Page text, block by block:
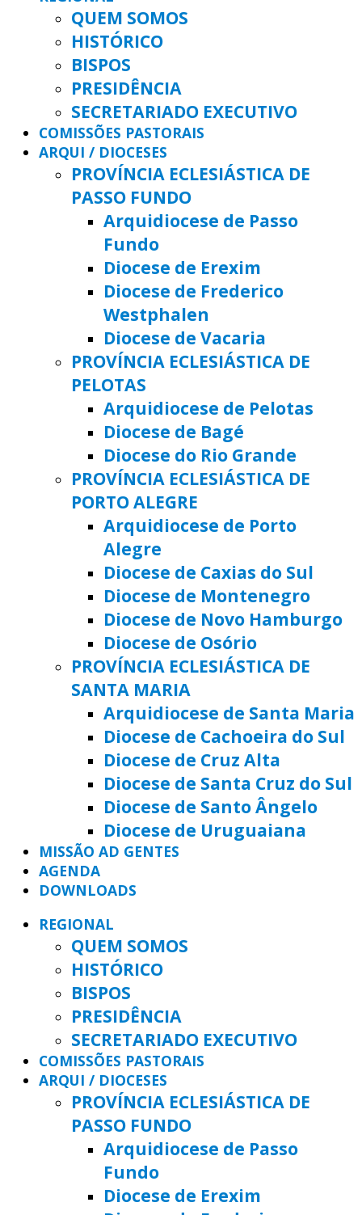
QUEM SOMOS
HISTÓRICO
BISPOS
PRESIDÊNCIA
SECRETARIADO EXECUTIVO
COMISSÕES PASTORAIS
ARQUI / DIOCESES
PROVÍNCIA ECLESIÁSTICA DE
PASSO FUNDO
Arquidiocese de Passo
Fundo
Diocese de Erexim
Diocese de Frederico
Westphalen
Diocese de Vacaria
PROVÍNCIA ECLESIÁSTICA DE
PELOTAS
Arquidiocese de Pelotas
Diocese de Bagé
Diocese do Rio Grande
PROVÍNCIA ECLESIÁSTICA DE
PORTO ALEGRE
Arquidiocese de Porto
Alegre
Diocese de Caxias do Sul
Diocese de Montenegro
Diocese de Novo Hamburgo
Diocese de Osório
PROVÍNCIA ECLESIÁSTICA DE
SANTA MARIA
Arquidiocese de Santa Maria
Diocese de Cachoeira do Sul
Diocese de Cruz Alta
Diocese de Santa Cruz do Sul
Diocese de Santo Ângelo
Diocese de Uruguaiana
MISSÃO AD GENTES
AGENDA
DOWNLOADS
REGIONAL
QUEM SOMOS
HISTÓRICO
BISPOS
PRESIDÊNCIA
SECRETARIADO EXECUTIVO
COMISSÕES PASTORAIS
ARQUI / DIOCESES
PROVÍNCIA ECLESIÁSTICA DE
PASSO FUNDO
Arquidiocese de Passo
Fundo
Diocese de Erexim